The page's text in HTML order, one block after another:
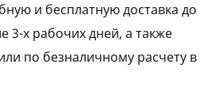
и бесплатную доставка до
3-х рабочих дней, а также
по безналичному расчету в